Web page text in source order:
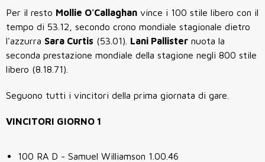
Per il resto Mollie O'Callaghan vince i 100 stile libero con il
tempo di 53.12, secondo crono mondiale stagionale dietro
l'azzurra Sara Curtis (53.01). Lani Pallister nuota la
seconda prestazione mondiale della stagione negli 800 stile
libero (8.18.71).
Seguono tutti i vincitori della prima giornata di gare.
VINCITORI GIORNO 1
100 RA D - Samuel Williamson 1.00.46